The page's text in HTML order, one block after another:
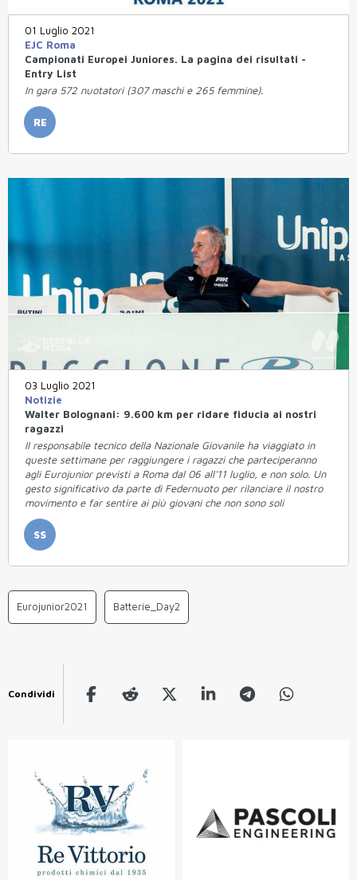
01 Luglio 2021
EJC Roma
Campionati Europei Juniores. La pagina dei risultati -
Entry List
In gara 572 nuotatori (307 maschi e 265 femmine).
RE
03 Luglio 2021
Notizie
Walter Bolognani: 9.600 km per ridare fiducia ai nostri
ragazzi
Il responsabile tecnico della Nazionale Giovanile ha viaggiato in
queste settimane per raggiungere i ragazzi che parteciperanno
agli Eurojunior previsti a Roma dal 06 all'11 luglio, e non solo. Un
gesto significativo da parte di Federnuoto per rilanciare il nostro
movimento e far sentire ai più giovani che non sono soli
SS
Eurojunior2021 Batterie_Day2
Condividi